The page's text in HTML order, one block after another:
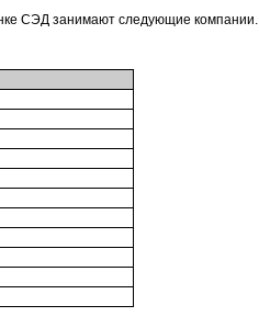
СЭД занимают следующие компании.